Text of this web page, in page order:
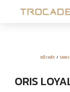
หน้าหลัก/ บทคว
ORIS